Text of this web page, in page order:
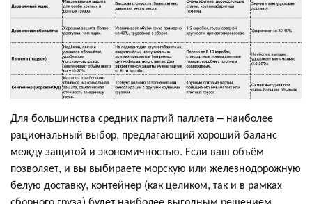
Для большинства средних партий паллета – наиболее
рациональный выбор, предлагающий хороший баланс
между защитой и экономичностью. Если ваш объём
позволяет, и вы выбираете морскую или железнодорожную
белую доставку, контейнер (как целиком, так и в рамках
сборного груза) будет наиболее выгодным решением.